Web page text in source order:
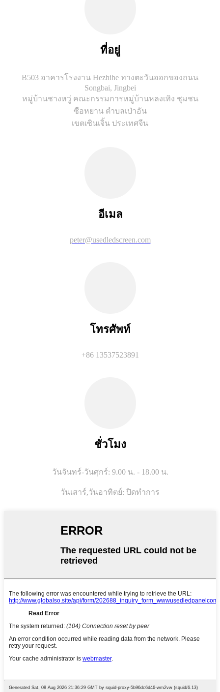
ที่อยู่
B503 อาคารโรงงาน Hezhihe ทางตะวันออกของถนน
Songbai, Jingbei
หมู่บ้านชางหวู่ คณะกรรมการหมู่บ้านหลงเทิง ชุมชน
ซือหยาน ตำบลเป่าอัน
เขตเซินเจิ้น ประเทศจีน
อีเมล
peter@usedledscreen.com
โทรศัพท์
+86 13537523891
ชั่วโมง
วันจันทร์-วันศุกร์: 9.00 น. - 18.00 น.
วันเสาร์,วันอาทิตย์: ปิดทำการ